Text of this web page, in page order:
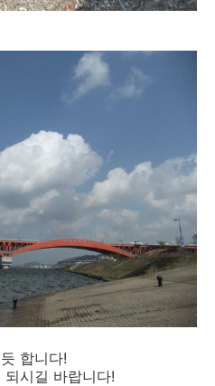
합니다!
시길 바랍니다!